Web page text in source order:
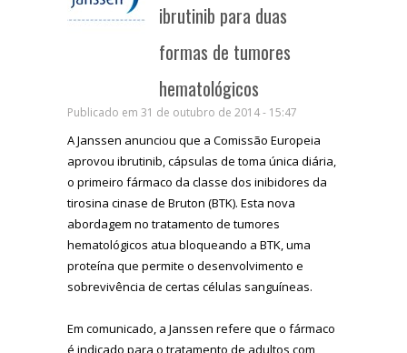
ibrutinib para duas
formas de tumores
hematológicos
Publicado em 31 de outubro de 2014 - 15:47
A Janssen anunciou que a Comissão Europeia
aprovou ibrutinib, cápsulas de toma única diária,
o primeiro fármaco da classe dos inibidores da
tirosina cinase de Bruton (BTK). Esta nova
abordagem no tratamento de tumores
hematológicos atua bloqueando a BTK, uma
proteína que permite o desenvolvimento e
sobrevivência de certas células sanguíneas.
Em comunicado, a Janssen refere que o fármaco
é indicado para o tratamento de adultos com